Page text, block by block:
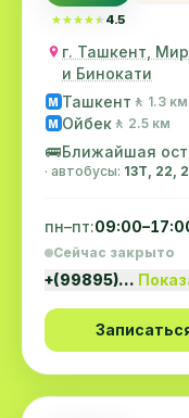
★★★★★
★★★★★ 4.5
г. Ташкент,
и Бинокати
M Ташкент 🚶 1.3 км
M Ойбек 🚶 2.5 км
🚌Ближайшая
· автобусы: 13Т, 22,
пн–пт:
Сейчас закрыто
+(99895)…